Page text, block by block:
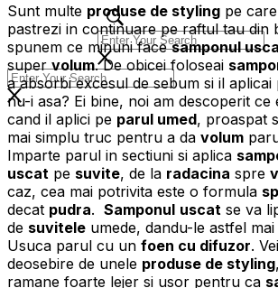
Sunt multe produse de styling pe
pastrezi in continuare pe raftul tau din
spunem ce minuni facesamponul
supervolum. De obicei foloseai
a absorbi excesul de sebum si il aplicai
nu-i asa? Ei bine, noi am descoperit
cand il aplici pe parul umed, proaspat
mai simplu truc pentru a da volum
Imparte parul in sectiuni si aplica
uscat pe suvite, de la radacina spre
caz, cea mai potrivita este o formula
decat pudra. Samponul uscat se va
de suvitele umede, dandu-le astfel
Usuca parul cu un foen cu difuzor.
deosebire de unele produse de styling
ramane foarte lejer si usor pentru ca